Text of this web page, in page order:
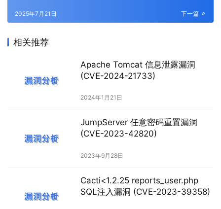
下一篇
2025年7月21日
相关推荐
Apache Tomcat 信息泄露漏洞
(CVE-2024-21733)
2024年1月21日
JumpServer 任意密码重置漏洞
(CVE-2023-42820)
2023年9月28日
Cacti<1.2.25 reports_user.php
SQL注入漏洞 (CVE-2023-39358)